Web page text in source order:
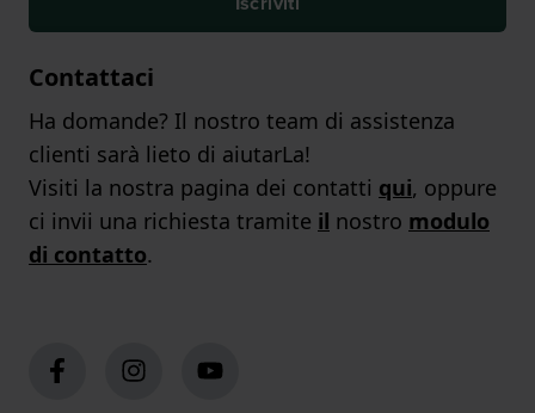
Contattaci
Ha domande? Il nostro team di assistenza
clienti sarà lieto di aiutarLa!
Visiti la nostra pagina dei contatti qui, oppure
ci invii una richiesta tramite il nostro modulo
di contatto.